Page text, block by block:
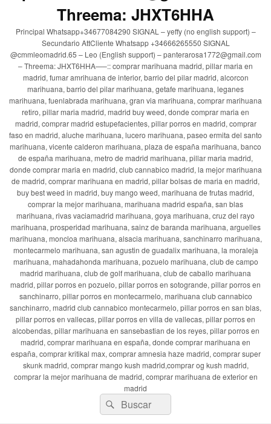
Threema: JHXT6HHA
Principal Whatsapp+34677084290 SIGNAL – yeffy (no english support) –
Secundario AttCliente Whatsapp +34666265550 SIGNAL
@cmmleomadrid.65 – Leo (English support) – panterarosa1772@gmail.com
– Threema: JHXT6HHA—–:: comprar marihuana madrid, pillar maria en
madrid, fumar amrihuana de interior, barrio del pilar madrid, alcorcon
marihuana, barrio del pilar marihuana, getafe marihuana, leganes
marihuana, fuenlabrada marihuana, gran via marihuana, comprar marihuana
retiro, pillar maria madrid, madrid buy weed, donde comprar maria en
madrid, comprar madrid estupefacientes, pillar porros en madrid, comprar
faso en madrid, aluche marihuana, lucero marihuana, paseo ermita del santo
marihuana, vicente calderon marihuana, plaza de españa marihuana, banco
de españa marihuana, metro de madrid marihuana, pillar maria madrid,
donde comprar maria en madrid, club cannabico madrid, la mejor marihuana
de madrid, comprar marihuana en madrid, pillar bolsas de maria en madrid,
buy best weed in madrid, buy mango weed, marihuana de frutas madrid,
comprar la mejor marihuana, marihuana madrid españa, san blas
marihuana, rivas vaciamadrid marihuana, goya marihuana, cruz del rayo
marihuana, prosperidad marihuana, sainz de baranda marihuana, arguelles
marihuana, moncloa marihuana, alsacia marihuana, sanchinarro marihuana,
montecarmelo marihuana, san agustin de guadalix marihuana, la moraleja
marihuana, mahadahonda marihuana, pozuelo marihuana, club de campo
madrid marihuana, club de golf marihuana, club de caballo marihuana
madrid, pillar porros en pozuelo, pillar porros en sotogrande, pillar porros en
sanchinarro, pillar porros en montecarmelo, marihuana club cannabico
sanchinarro, madrid club cannabico montecarmelo, pillar porros en san blas,
pillar porros en vallecas, pillar porros en villa de vallecas, pillar porros en
alcobendas, pillar marihuana en sansebastian de los reyes, pillar porros en
madrid, comprar marihuana en españa, donde comprar marihuana en
españa, comprar kritikal max, comprar amnesia haze madrid, comprar super
skunk madrid, comprar mango kush madrid,comprar og kush madrid,
comprar la mejor marihuana de madrid, comprar marihuana de exterior en
madrid
Buscar
por:
Buscar